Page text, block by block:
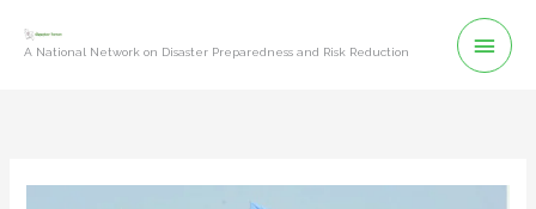
A National Network on Disaster Preparedness and Risk Reduction